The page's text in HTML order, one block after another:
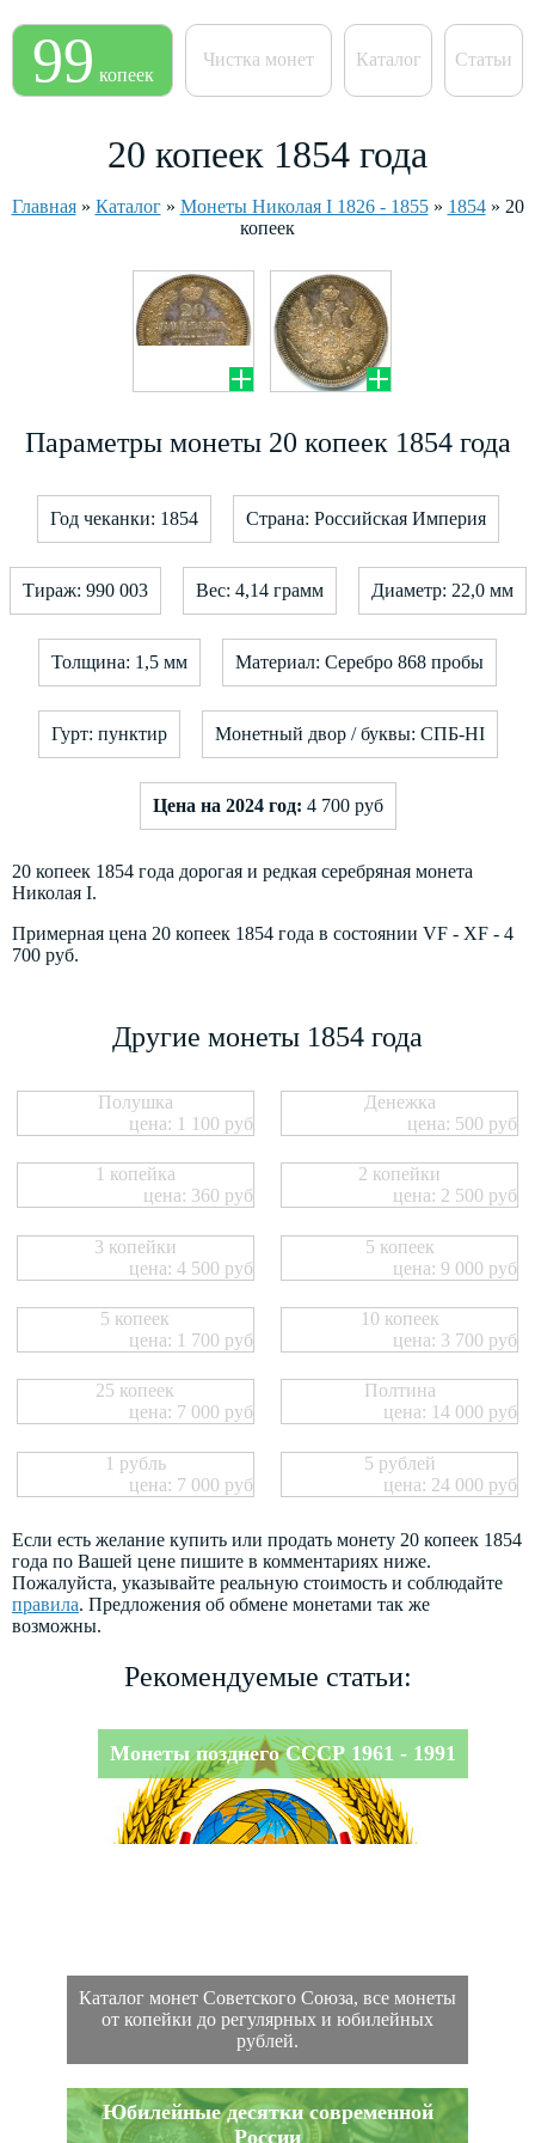
99 копеек
Чистка монет Каталог Статьи
20 копеек 1854 года
Главная» Каталог» Монеты Николая I 1826 - 1855» 1854» 20
копеек
Параметры монеты 20 копеек 1854 года
Год чеканки: 1854 Страна: Российская Империя
Тираж: 990 003 Вес: 4,14 грамм Диаметр: 22,0 мм
Толщина: 1,5 мм Материал: Серебро 868 пробы
Гурт: пунктир Монетный двор / буквы: СПБ-HI
Цена на 2024 год: 4 700 руб
20 копеек 1854 года дорогая и редкая серебряная монета
Николая I.
Примерная цена 20 копеек 1854 года в состоянии VF - XF - 4
700 руб.
Другие монеты 1854 года
Полушка
цена: 1 100 руб
Денежка
цена: 500 руб
1 копейка
цена: 360 руб
2 копейки
цена: 2 500 руб
3 копейки
цена: 4 500 руб
5 копеек
цена: 9 000 руб
5 копеек
цена: 1 700 руб
10 копеек
цена: 3 700 руб
25 копеек
цена: 7 000 руб
Полтина
цена: 14 000 руб
1 рубль
цена: 7 000 руб
5 рублей
цена: 24 000 руб
Если есть желание купить или продать монету 20 копеек 1854
года по Вашей цене пишите в комментариях ниже.
Пожалуйста, указывайте реальную стоимость и соблюдайте
правила. Предложения об обмене монетами так же
возможны.
Рекомендуемые статьи:
Монеты позднего СССР 1961 - 1991
Каталог монет Советского Союза, все монеты
от копейки до регулярных и юбилейных
рублей.
Юбилейные десятки современной
России